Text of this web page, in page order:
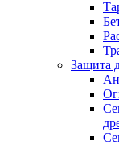
Защита